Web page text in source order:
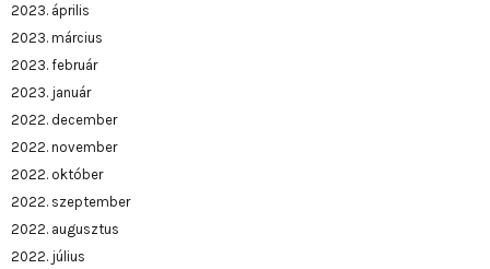
2023. április
2023. március
2023. február
2023. január
2022. december
2022. november
2022. október
2022. szeptember
2022. augusztus
2022. július